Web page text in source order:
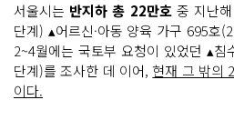
서울시는 반지하 총 22만호중 지난해
단계) ▴어르신·아동 양육 가구 695호
2~4월에는 국토부 요청이 있었던 ▴
단계)를 조사한 데 이어,현재 그 밖의
이다.